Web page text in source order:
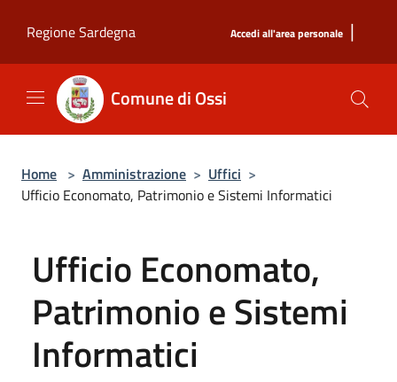
Regione Sardegna
Accedi all'area personale |
Comune di Ossi
Home > Amministrazione > Uffici >
Ufficio Economato, Patrimonio e Sistemi Informatici
Ufficio Economato,
Patrimonio e Sistemi
Informatici